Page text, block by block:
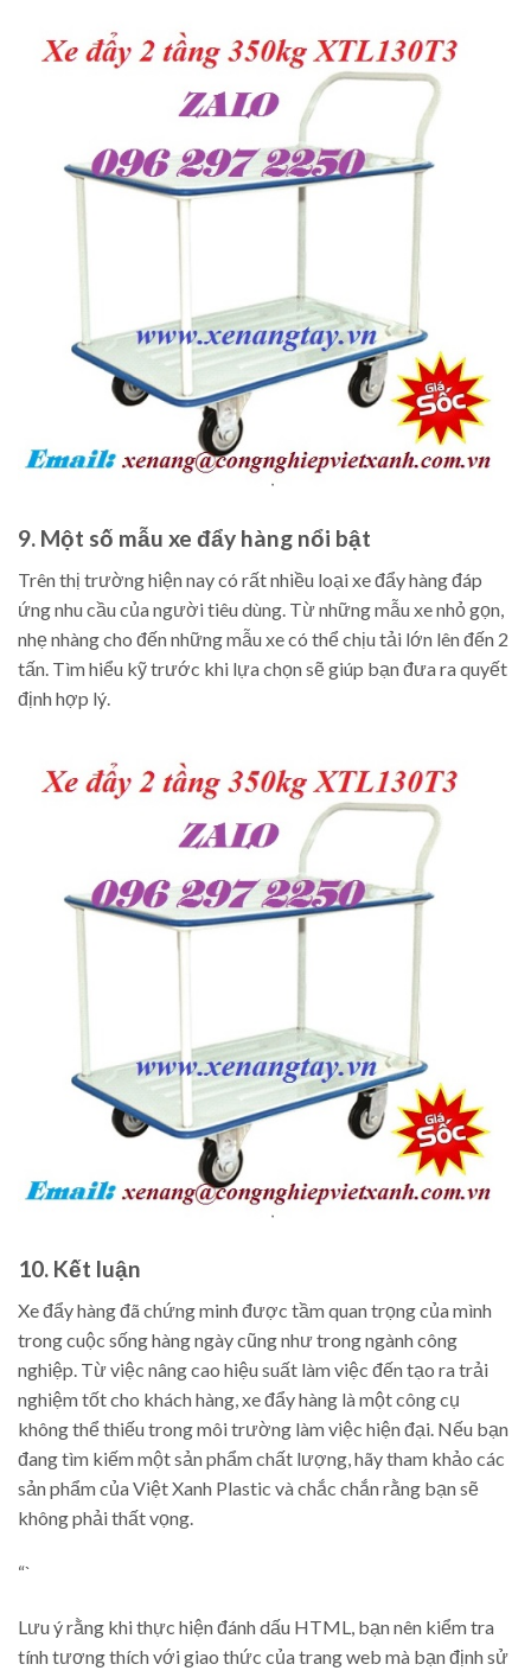
9. Một số mẫu xe đẩy hàng nổi bật
Trên thị trường hiện nay có rất nhiều loại xe đẩy hàng đáp
ứng nhu cầu của người tiêu dùng. Từ những mẫu xe nhỏ gọn,
nhẹ nhàng cho đến những mẫu xe có thể chịu tải lớn lên đến 2
tấn. Tìm hiểu kỹ trước khi lựa chọn sẽ giúp bạn đưa ra quyết
định hợp lý.
10. Kết luận
Xe đẩy hàng đã chứng minh được tầm quan trọng của mình
trong cuộc sống hàng ngày cũng như trong ngành công
nghiệp. Từ việc nâng cao hiệu suất làm việc đến tạo ra trải
nghiệm tốt cho khách hàng, xe đẩy hàng là một công cụ
không thể thiếu trong môi trường làm việc hiện đại. Nếu bạn
đang tìm kiếm một sản phẩm chất lượng, hãy tham khảo các
sản phẩm của Việt Xanh Plastic và chắc chắn rằng bạn sẽ
không phải thất vọng.
“`
Lưu ý rằng khi thực hiện đánh dấu HTML, bạn nên kiểm tra
tính tương thích với giao thức của trang web mà bạn định sử